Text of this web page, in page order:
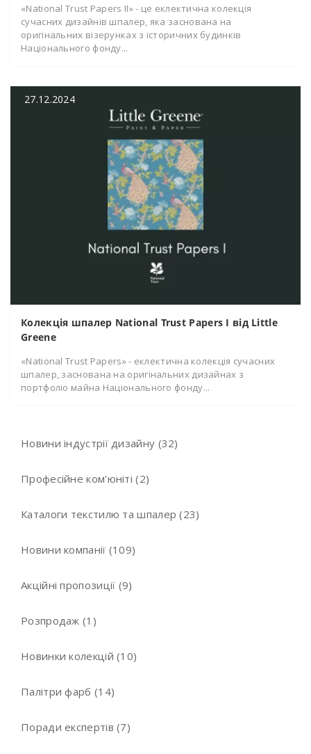
«National Trust Papers II» - це еклектична колекція
сучасних дизайнів шпалер, яка заснована на
оригінальних візерунках з історичних будинків
Національного фонду...
27.12.2024
Колекція шпалер National Trust Papers I від Little
Greene
«National Trust Papers» - еклектична колекція сучасних
шпалер, заснована на оригінальних дизайнах з
портфоліо майна Національного фонду...
Новини індустрії дизайну (32)
Професійне ком'юніті (2)
Каталоги текстилю та шпалер (23)
Новини компанії (109)
Акційні пропозиції (9)
Розпродаж (1)
Новинки колекцій (10)
Палітри фарб (14)
Поради експертів (7)